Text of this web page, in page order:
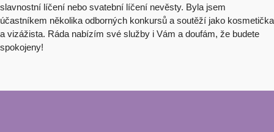
slavnostní líčení nebo svatební líčení nevěsty. Byla jsem
účastníkem několika odborných konkursů a soutěží jako kosmetička
a vizážista. Ráda nabízím své služby i Vám a doufám, že budete
spokojeny!